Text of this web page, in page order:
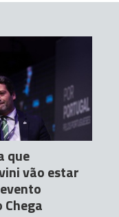
que
vão estar